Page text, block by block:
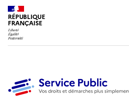
RÉPUBLIQUE
FRANÇAISE